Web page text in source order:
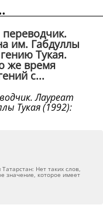
им. Габдуллы
Тукая.
же время
с...
Лауреат
Тукая (1992):
таких слов,
значение, которое имеет